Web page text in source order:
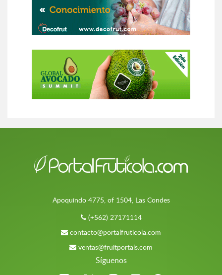
Apoquindo 4775, of 1504, Las Condes
(+562) 27171114
contacto@portalfruticola.com
ventas@fruitportals.com
Síguenos